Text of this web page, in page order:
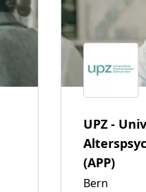
UPZ -
(APP)
Bern